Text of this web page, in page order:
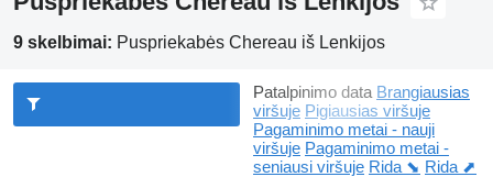
9 skelbimai: Puspriekabės Chereau iš Lenkijos
Patalpinimo data Brangiausias
viršuje Pigiausias viršuje
Pagaminimo metai - nauji
viršuje Pagaminimo metai -
seniausi viršuje Rida ⬊ Rida ⬈